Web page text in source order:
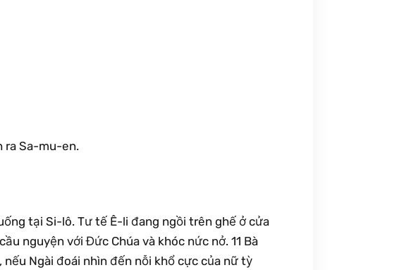
ra Sa-mu-en.
tại Si-lô. Tư tế Ê-li đang ngồi trên ghế ở cửa
nguyện với Đức Chúa và khóc nức nở. 11 Bà
Ngài đoái nhìn đến nỗi khổ cực của nữ tỳ